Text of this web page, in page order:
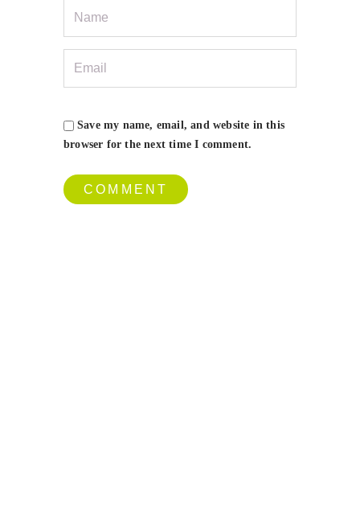
Save my name, email, and website in this
browser for the next time I comment.